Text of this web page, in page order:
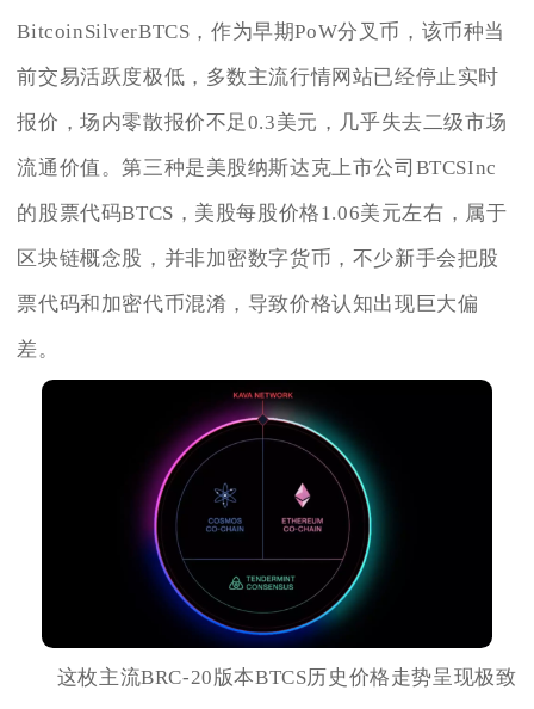
BitcoinSilverBTCS，作为早期PoW分叉币，该币种当
前交易活跃度极低，多数主流行情网站已经停止实时
报价，场内零散报价不足0.3美元，几乎失去二级市场
流通价值。第三种是美股纳斯达克上市公司BTCSInc
的股票代码BTCS，美股每股价格1.06美元左右，属于
区块链概念股，并非加密数字货币，不少新手会把股
票代码和加密代币混淆，导致价格认知出现巨大偏
差。
这枚主流BRC-20版本BTCS历史价格走势呈现极致